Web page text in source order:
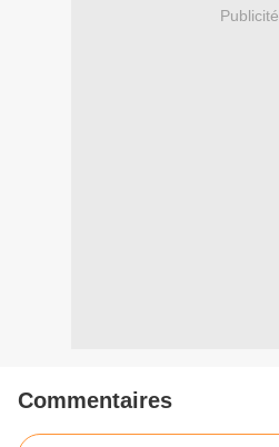
Publicité
Commentaires